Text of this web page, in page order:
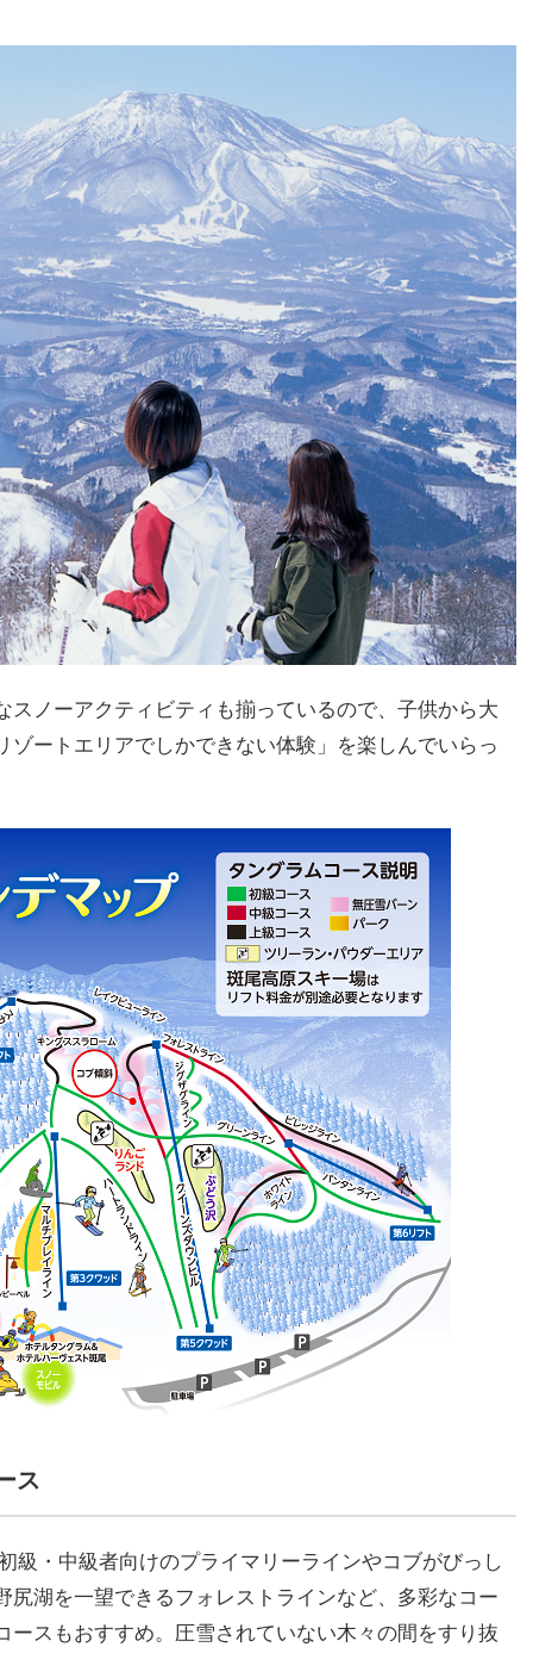
ノーアクティビティも揃っているので、子供から大
ートエリアでしかできない体験」を楽しんでいらっ
ス
級・中級者向けのプライマリーラインやコブがびっし
湖を一望できるフォレストラインなど、多彩なコー
スもおすすめ。圧雪されていない木々の間をすり抜